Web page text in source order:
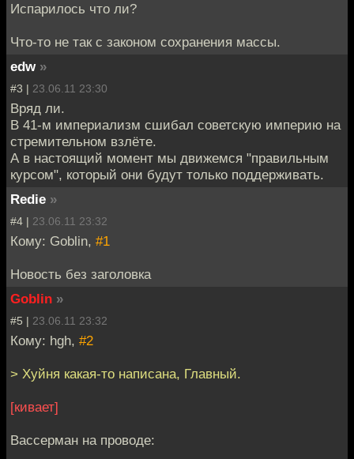
Испарилось что ли?
Что-то не так с законом сохранения массы.
edw »
#3 | 23.06.11 23:30
Вряд ли.
В 41-м империализм сшибал советскую империю на
стремительном взлёте.
А в настоящий момент мы движемся "правильным
курсом", который они будут только поддерживать.
Redie »
#4 | 23.06.11 23:32
Кому: Goblin, #1
Новость без заголовка
Goblin »
#5 | 23.06.11 23:32
Кому: hgh, #2
> Хуйня какая-то написана, Главный.
[кивает]
Вассерман на проводе: